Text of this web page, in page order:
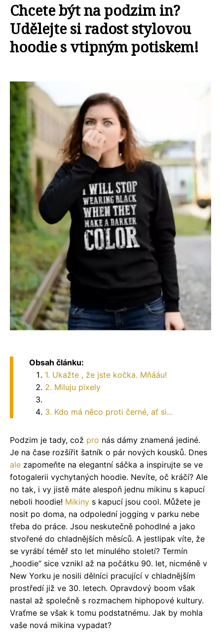
Chcete být na podzim in?
Udělejte si radost stylovou
hoodie s vtipným potiskem!
Obsah článku:
1. Ukažte , že jste kočka. Mňááu!
2. Miluju pixely
3. Kdo má něco proti černé, ať si...
Podzim je tady, což pro nás dámy znamená jediné.
Je na čase rozšířit šatník o pár nových kousků. Dnes
ale zapomeňte na elegantní sáčka a inspirujte se ve
fotogalerii vychytaných hoodie. Nevíte, oč kráčí? Ale
no tak, i vy jistě máte alespoň jednu mikinu s kapucí
neboli hoodie! Mikiny s kapucí jsou cool. Můžete je
nosit po doma, na odpolední jogging v parku nebe
třeba do práce. Jsou neskutečně pohodlné a jako
stvořené do chladnějších měsíců. A jestlipak víte, že
se vyrábí téměř sto let minulého století? Termín
„hoodie“ sice vznikl až na počátku 90. let, nicméně v
New Yorku je nosili dělníci pracující v chladnějším
prostředí již ve 30. letech. Opravdový boom však
nastal až společně s rozmachem hiphopové kultury.
Vraťme se však k tomu podstatnému. Jak by mohla
vaše nová mikina vypadat?